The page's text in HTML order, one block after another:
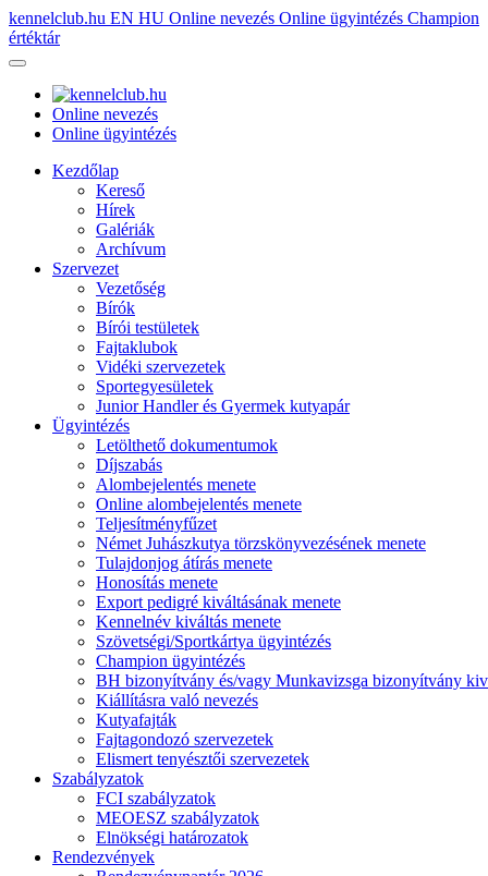
kennelclub.hu EN HU Online nevezés Online ügyintézés Champion
értéktár
Online nevezés
Online ügyintézés
Kezdőlap
Kereső
Hírek
Galériák
Archívum
Szervezet
Vezetőség
Bírók
Bírói testületek
Fajtaklubok
Vidéki szervezetek
Sportegyesületek
Junior Handler és Gyermek kutyapár
Ügyintézés
Letölthető dokumentumok
Díjszabás
Alombejelentés menete
Online alombejelentés menete
Teljesítményfűzet
Német Juhászkutya törzskönyvezésének menete
Tulajdonjog átírás menete
Honosítás menete
Export pedigré kiváltásának menete
Kennelnév kiváltás menete
Szövetségi/Sportkártya ügyintézés
Champion ügyintézés
BH bizonyítvány és/vagy Munkavizsga bizonyítvány
Kiállításra való nevezés
Kutyafajták
Fajtagondozó szervezetek
Elismert tenyésztői szervezetek
Szabályzatok
FCI szabályzatok
MEOESZ szabályzatok
Elnökségi határozatok
Rendezvények